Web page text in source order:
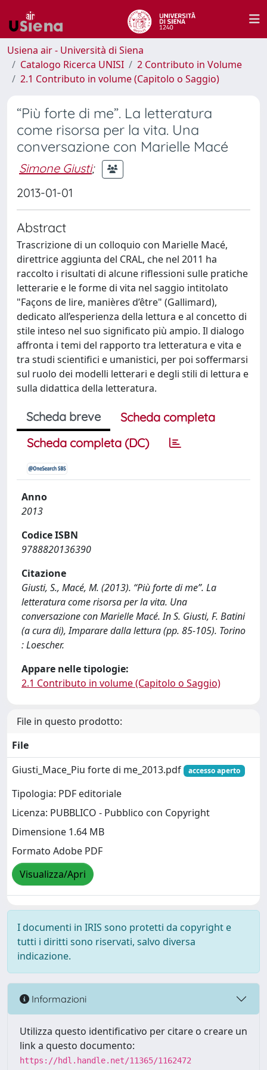
Usiena air - Università di Siena
Catalogo Ricerca UNISI
2 Contributo in Volume
2.1 Contributo in volume (Capitolo o Saggio)
“Più forte di me”. La letteratura
come risorsa per la vita. Una
conversazione con Marielle Macé
Simone Giusti;
2013-01-01
Abstract
Trascrizione di un colloquio con Marielle Macé,
direttrice aggiunta del CRAL, che nel 2011 ha
raccolto i risultati di alcune riflessioni sulle pratiche
letterarie e le forme di vita nel saggio intitolato
"Façons de lire, manières d’être" (Gallimard),
dedicato all’esperienza della lettura e al concetto di
stile inteso nel suo significato più ampio. Il dialogo
affronta i temi del rapporto tra letteratura e vita e
tra studi scientifici e umanistici, per poi soffermarsi
sul ruolo dei modelli letterari e degli stili di lettura e
sulla didattica della letteratura.
Scheda breve
Scheda completa
Scheda completa (DC)
Anno
2013
Codice ISBN
9788820136390
Citazione
Giusti, S., Macé, M. (2013). “Più forte di me”. La
letteratura come risorsa per la vita. Una
conversazione con Marielle Macé. In S. Giusti, F. Batini
(a cura di), Imparare dalla lettura (pp. 85-105). Torino
: Loescher.
Appare nelle tipologie:
2.1 Contributo in volume (Capitolo o Saggio)
File in questo prodotto:
File
Giusti_Mace_Piu forte di me_2013.pdf
accesso aperto
Tipologia: PDF editoriale
Licenza: PUBBLICO - Pubblico con Copyright
Dimensione 1.64 MB
Formato Adobe PDF
Visualizza/Apri
I documenti in IRIS sono protetti da copyright e
tutti i diritti sono riservati, salvo diversa
indicazione.
Informazioni
Utilizza questo identificativo per citare o creare un
link a questo documento:
https://hdl.handle.net/11365/1162472